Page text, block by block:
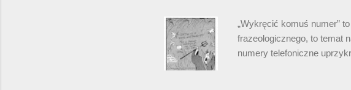
„Wykręcić komuś numer”
frazeologicznego, to temat
numery telefoniczne
tajemniczej organizacji,